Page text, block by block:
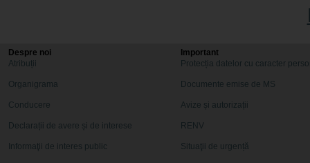
Despre noi
Atribuții
Organigrama
Conducere
Declarații de avere și de interese
Informaţii de interes public
Important
Protecția datelor cu caracter
Documente emise de MS
Avize și autorizații
RENV
Situaţii de urgență